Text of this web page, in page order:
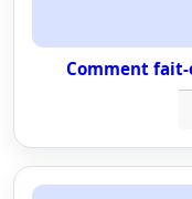
Comment